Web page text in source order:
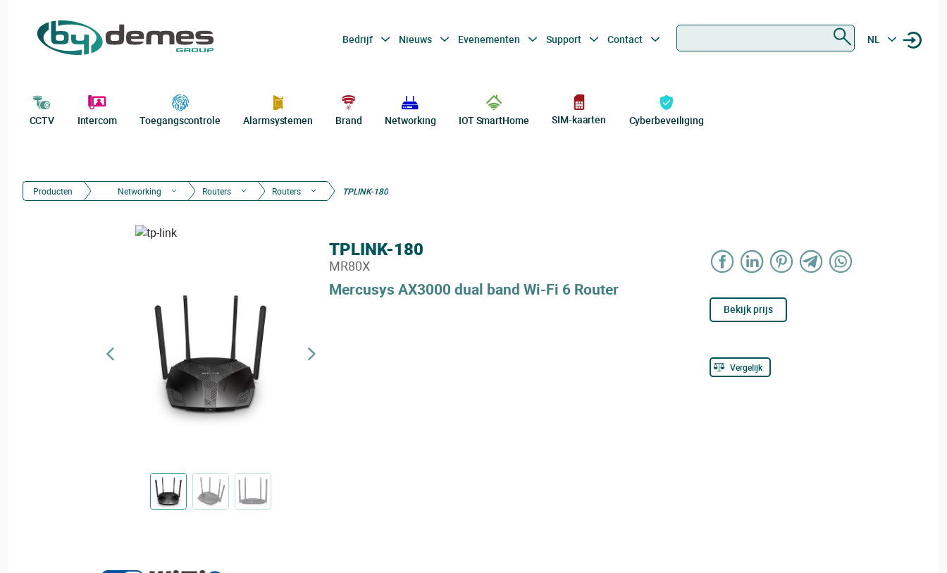
Bedrijf Nieuws Evenementen Support Contact NL
CCTV Intercom Toegangscontrole Alarmsystemen Brand Networking IOT SmartHome SIM-kaarten Cyberbeveiliging
Producten Networking Routers Routers TPLINK-180
Mercusys AX3000 dual band Wi-Fi 6 Router
TPLINK-180
MR80X
Bekijk prijs
Vergelijk